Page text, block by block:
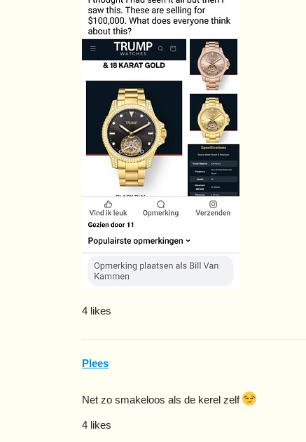
4 likes
Plees
Net zo smakeloos als de kerel zelf
4 likes